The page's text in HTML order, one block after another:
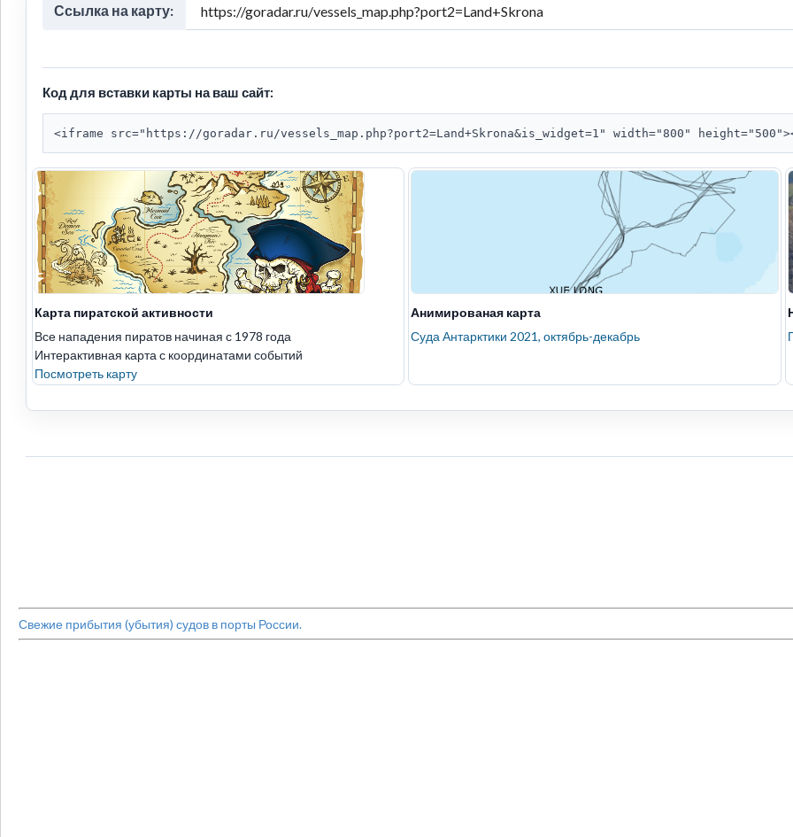
Ссылка на карту:
Код для вставки карты на ваш сайт:
<iframe src="https://goradar.ru/vessels_map.php?port2=Land+Skrona&is_widget=1" width="800"
Карта пиратской активности
Все нападения пиратов начиная с 1978 года
Интерактивная карта с координатами событий
Посмотреть карту
Анимированая карта
Суда Антарктики 2021, октябрь-декабрь
Свежие прибытия (убытия) судов в порты России.